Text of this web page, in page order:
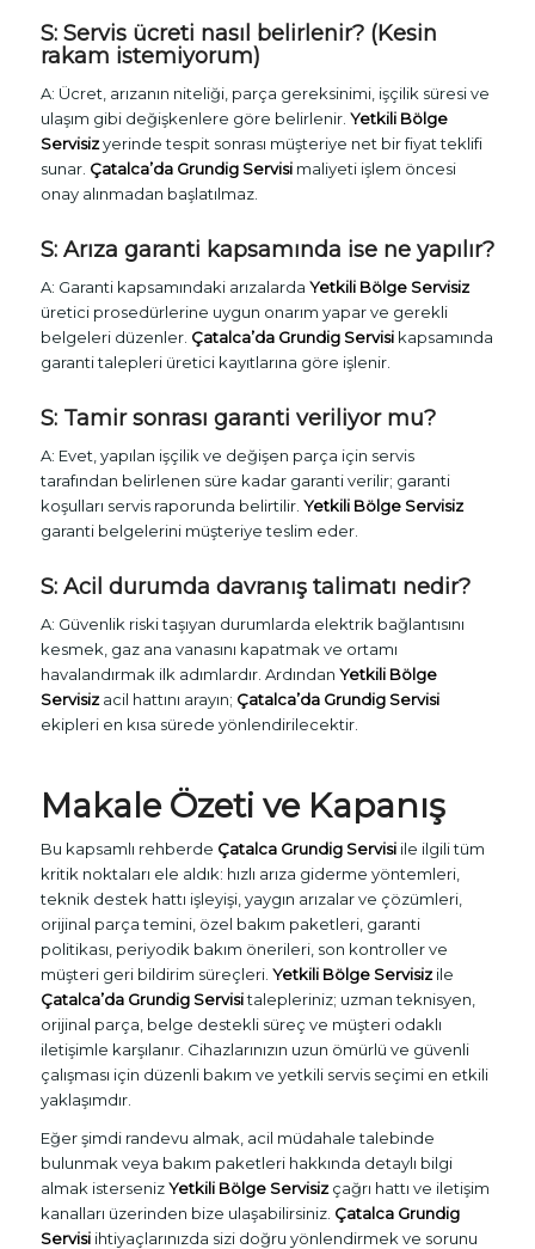
S: Servis ücreti nasıl belirlenir? (Kesin
rakam istemiyorum)
A: Ücret, arızanın niteliği, parça gereksinimi, işçilik süresi ve
ulaşım gibi değişkenlere göre belirlenir. Yetkili Bölge
Servisizyerinde tespit sonrası müşteriye net bir fiyat teklifi
sunar. Çatalca’da Grundig Servisimaliyeti işlem öncesi
onay alınmadan başlatılmaz.
S: Arıza garanti kapsamında ise ne yapılır?
A: Garanti kapsamındaki arızalarda Yetkili Bölge Servisiz
üretici prosedürlerine uygun onarım yapar ve gerekli
belgeleri düzenler. Çatalca’da Grundig Servisikapsamında
garanti talepleri üretici kayıtlarına göre işlenir.
S: Tamir sonrası garanti veriliyor mu?
A: Evet, yapılan işçilik ve değişen parça için servis
tarafından belirlenen süre kadar garanti verilir; garanti
koşulları servis raporunda belirtilir. Yetkili Bölge Servisiz
garanti belgelerini müşteriye teslim eder.
S: Acil durumda davranış talimatı nedir?
A: Güvenlik riski taşıyan durumlarda elektrik bağlantısını
kesmek, gaz ana vanasını kapatmak ve ortamı
havalandırmak ilk adımlardır. Ardından Yetkili Bölge
Servisizacil hattını arayın; Çatalca’da Grundig Servisi
ekipleri en kısa sürede yönlendirilecektir.
Makale Özeti ve Kapanış
Bu kapsamlı rehberde Çatalca Grundig Servisiile ilgili tüm
kritik noktaları ele aldık: hızlı arıza giderme yöntemleri,
teknik destek hattı işleyişi, yaygın arızalar ve çözümleri,
orijinal parça temini, özel bakım paketleri, garanti
politikası, periyodik bakım önerileri, son kontroller ve
müşteri geri bildirim süreçleri. Yetkili Bölge Servisizile
Çatalca’da Grundig Servisitalepleriniz; uzman teknisyen,
orijinal parça, belge destekli süreç ve müşteri odaklı
iletişimle karşılanır. Cihazlarınızın uzun ömürlü ve güvenli
çalışması için düzenli bakım ve yetkili servis seçimi en etkili
yaklaşımdır.
Eğer şimdi randevu almak, acil müdahale talebinde
bulunmak veya bakım paketleri hakkında detaylı bilgi
almak istersenizYetkili Bölge Servisizçağrı hattı ve iletişim
kanalları üzerinden bize ulaşabilirsiniz. Çatalca Grundig
Servisiihtiyaçlarınızda sizi doğru yönlendirmek ve sorunu